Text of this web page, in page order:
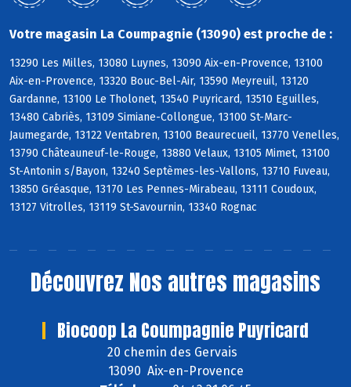
Votre magasin La Coumpagnie (13090) est proche de :
13290 Les Milles, 13080 Luynes, 13090 Aix-en-Provence, 13100
Aix-en-Provence, 13320 Bouc-Bel-Air, 13590 Meyreuil, 13120
Gardanne, 13100 Le Tholonet, 13540 Puyricard, 13510 Eguilles,
13480 Cabriès, 13109 Simiane-Collongue, 13100 St-Marc-
Jaumegarde, 13122 Ventabren, 13100 Beaurecueil, 13770 Venelles,
13790 Châteauneuf-le-Rouge, 13880 Velaux, 13105 Mimet, 13100
St-Antonin s/Bayon, 13240 Septèmes-les-Vallons, 13710 Fuveau,
13850 Gréasque, 13170 Les Pennes-Mirabeau, 13111 Coudoux,
13127 Vitrolles, 13119 St-Savournin, 13340 Rognac
Découvrez Nos autres magasins
Biocoop La Coumpagnie Puyricard
20 chemin des Gervais
13090 Aix-en-Provence